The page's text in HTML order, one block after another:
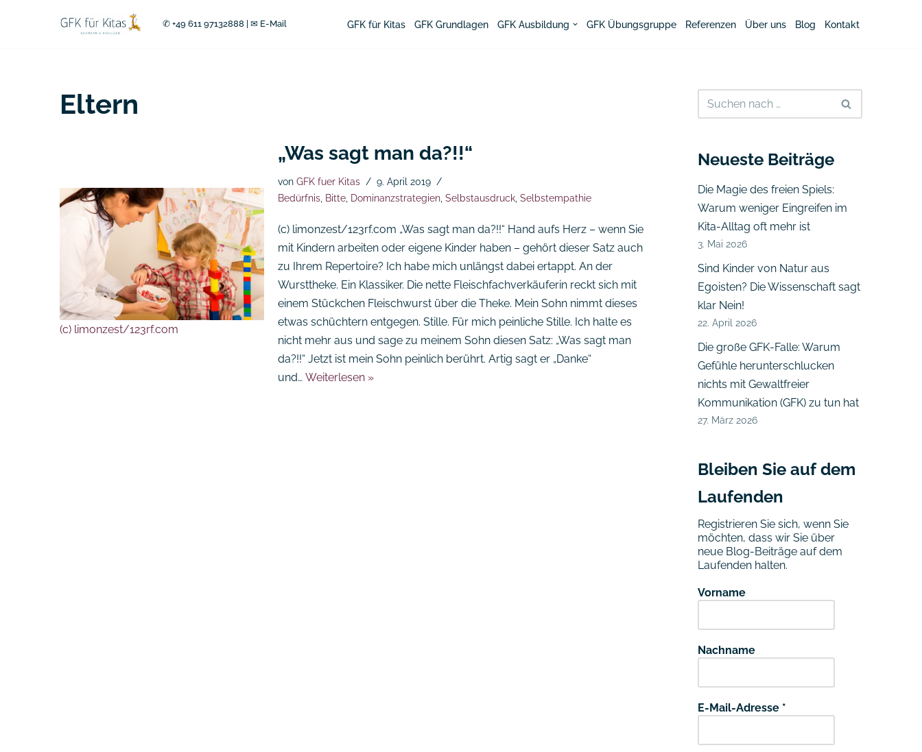
✆ +49 611 97132888 ✉ E-Mail GFK für Kitas GFK Grundlagen GFK Ausbildung GFK Übungsgruppe Referenzen Über uns Blog Kontakt
Eltern
(c) limonzest/123rf.com
„Was sagt man da?!!“
von GFK fuer Kitas
9. April 2019
Bedürfnis, Bitte, Dominanzstrategien, Selbstausdruck, Selbstempathie
(c) limonzest/123rf.com „Was sagt man da?!!“ Hand aufs Herz – wenn Sie
mit Kindern arbeiten oder eigene Kinder haben – gehört dieser Satz auch
zu Ihrem Repertoire? Ich habe mich unlängst dabei ertappt. An der
Wursttheke. Ein Klassiker. Die nette Fleischfachverkäuferin reckt sich mit
einem Stückchen Fleischwurst über die Theke. Mein Sohn nimmt dieses
etwas schüchtern entgegen. Stille. Für mich peinliche Stille. Ich halte es
nicht mehr aus und sage zu meinem Sohn diesen Satz: „Was sagt man
da?!!“ Jetzt ist mein Sohn peinlich berührt. Artig sagt er „Danke“
und… Weiterlesen »
Neueste Beiträge
Die Magie des freien Spiels:
Warum weniger Eingreifen im
Kita-Alltag oft mehr ist
3. Mai 2026
Sind Kinder von Natur aus
Egoisten? Die Wissenschaft sagt
klar Nein!
22. April 2026
Die große GFK-Falle: Warum
Gefühle herunterschlucken
nichts mit Gewaltfreier
Kommunikation (GFK) zu tun hat
27. März 2026
Bleiben Sie auf dem
Laufenden
Registrieren Sie sich, wenn Sie
möchten, dass wir Sie über
neue Blog-Beiträge auf dem
Laufenden halten.
Vorname
Nachname
E-Mail-Adresse *